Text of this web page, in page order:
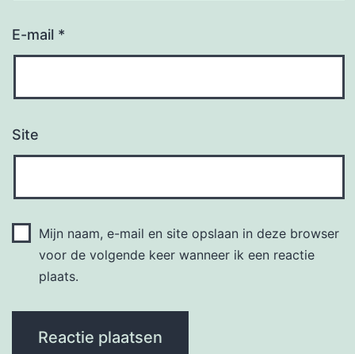
E-mail *
Site
Mijn naam, e-mail en site opslaan in deze browser
voor de volgende keer wanneer ik een reactie
plaats.